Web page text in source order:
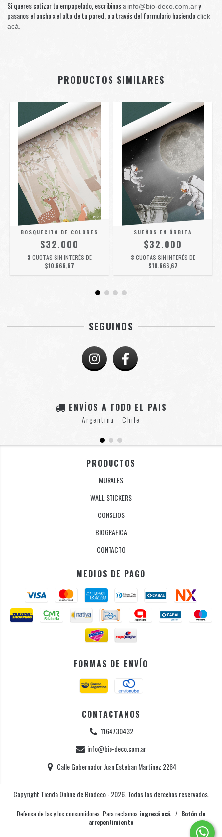
Si queres cotizar tu empapelado, escribinos a info@bio-deco.com.ary
pasanos el ancho x el alto de tu pared, o a través del formulario haciendoclick
acá.
PRODUCTOS SIMILARES
BOSQUECITO DE COLORES
$32.000
3 CUOTAS SIN INTERÉS DE
$10.666,67
SUEÑOS EN ÓRBITA
$32.000
3 CUOTAS SIN INTERÉS DE
$10.666,67
SEGUINOS
ENVÍOS A TODO EL PAIS
Argentina - Chile
PRODUCTOS
MURALES
WALL STICKERS
CONSEJOS
BIOGRAFICA
CONTACTO
MEDIOS DE PAGO
FORMAS DE ENVÍO
CONTACTANOS
1164730432
info@bio-deco.com.ar
Calle Gobernador Juan Esteban Martinez 2264
Copyright Tienda Online de Biodeco - 2026. Todos los derechos reservados.
Defensa de las y los consumidores. Para reclamos ingresá acá. / Botón de
arrepentimiento